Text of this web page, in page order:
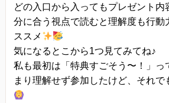
どの入口から入ってもプレゼント内
分に合う視点で読むと理解度も行動
ススメ
気になるとこから1つ見てみてね♪
私も最初は「特典すごそう〜！」っ
まり理解せず参加したけど、それで